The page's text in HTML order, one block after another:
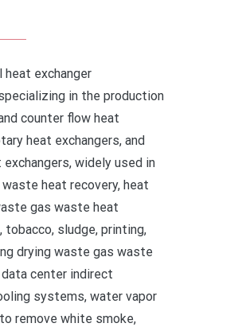
exchanger
in the production
counter flow heat
heat exchangers, and
widely used in
heat recovery, heat
gas waste heat
tobacco, sludge, printing,
drying waste gas waste
center indirect
systems, water vapor
remove white smoke,